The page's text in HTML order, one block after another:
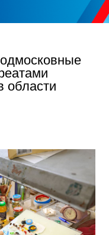
области